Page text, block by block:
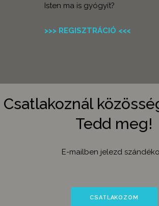
Isten ma is gyógyít?
>>> REGISZTRÁCIÓ <<<
Csatlakoznál
Tedd meg!
E-mailben jelezd
CSATLAKOZOM